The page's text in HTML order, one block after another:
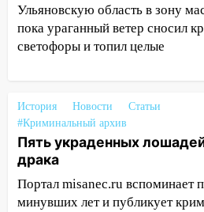
03:00 День скрытых
внезапных подарков
на 10 августа
21:58
В Ульяновске
моста утопили
20:20 Итоги 9 августа
области: разгул стихии,
человека на Волге и
коллапс
Ульяновскую область в зону
пока ураганный ветер сносил
светофоры и топил целые
История Новости
Статьи
#Криминальный архив
Пять украденных
драка
Портал misanec.ru вспоминает
минувших лет и публикует